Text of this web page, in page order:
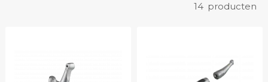
14 producten